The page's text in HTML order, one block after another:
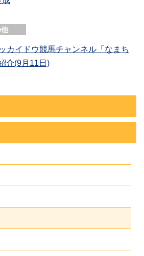
カイドウ競馬チャンネル「なまち
介(9月11日)